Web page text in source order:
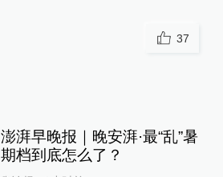
37
澎湃早晚报｜晚安湃·最“乱”暑
期档到底怎么了？